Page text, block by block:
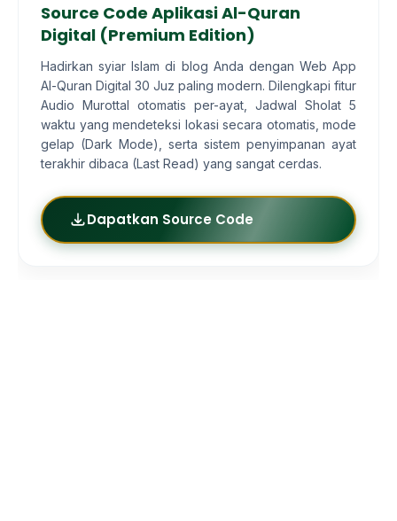
Source Code Aplikasi Al-Quran
Digital (Premium Edition)
Hadirkan syiar Islam di blog Anda dengan Web App
Al-Quran Digital 30 Juz paling modern. Dilengkapi fitur
Audio Murottal otomatis per-ayat, Jadwal Sholat 5
waktu yang mendeteksi lokasi secara otomatis, mode
gelap (Dark Mode), serta sistem penyimpanan ayat
terakhir dibaca (Last Read) yang sangat cerdas.
Dapatkan Source Code